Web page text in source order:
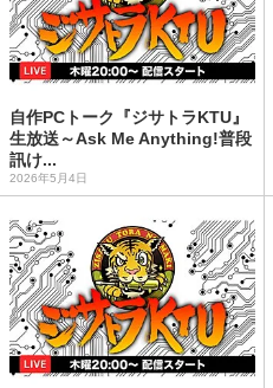
自作PCトーク『ジサトラKTU』
生放送～Ask Me Anything!普段
訊け...
2026年5月4日